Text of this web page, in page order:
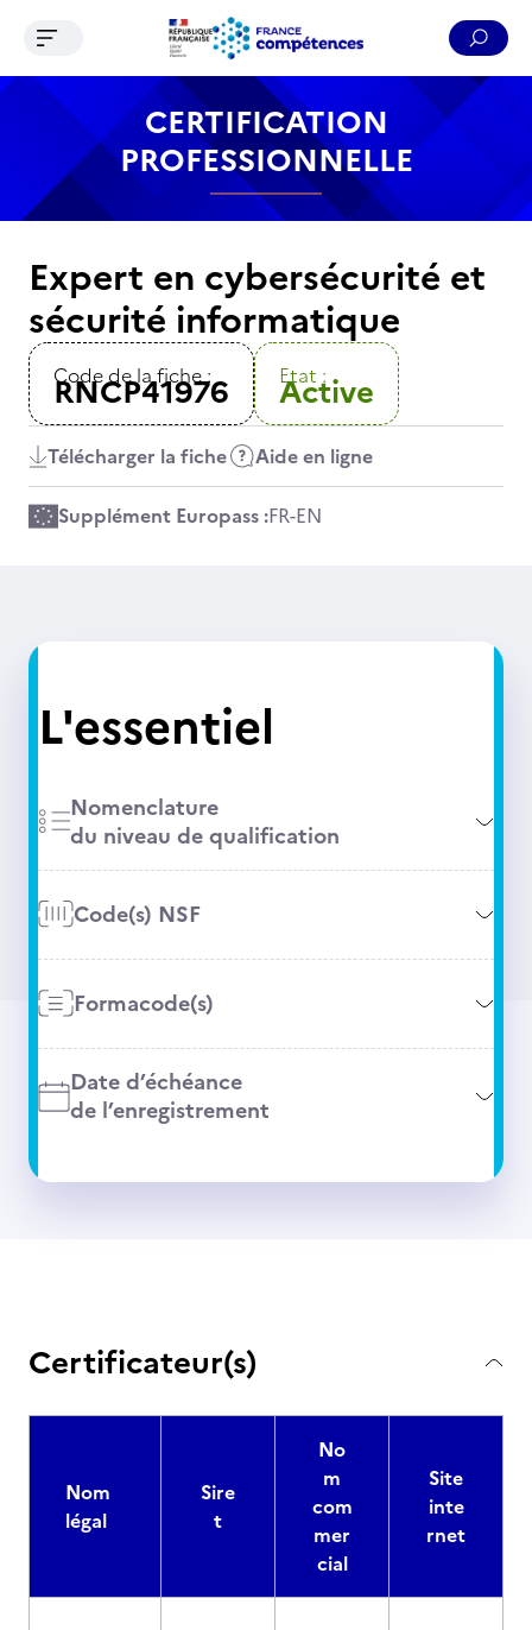
Contenu Recherche Menu Pied de page
Ouvrir le menu de navigation
CERTIFICATION
PROFESSIONNELLE
Expert en cybersécurité et
sécurité informatique
Code de la fiche :
RNCP41976 Etat :
Active
Télécharger la fiche Aide en ligne
Supplément Europass :FR-EN
L'essentiel
Nomenclature
du niveau de qualification
Code(s) NSF
Formacode(s)
Date d’échéance
de l’enregistrement
Certificateur(s)
Nom
légal
Sire
t
No
m
com
mer
cial
Site
inte
rnet